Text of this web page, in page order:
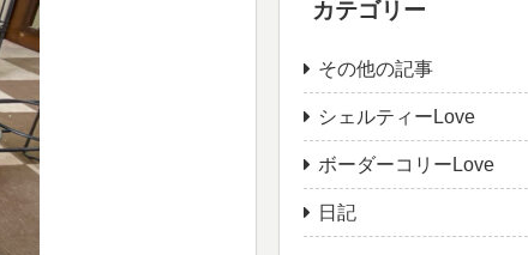
カテゴリー
その他の記事
シェルティーLove
ボーダーコリーLove
日記